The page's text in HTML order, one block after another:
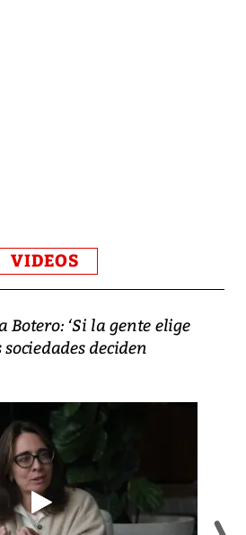
VIDEOS
Botero: ‘Si la gente elige
deciden